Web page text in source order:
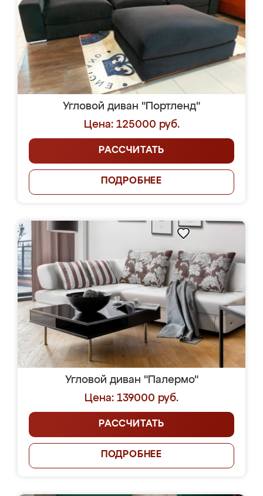
Угловой диван "Портленд"
Цена: 125000 руб.
РАССЧИТАТЬ
ПОДРОБНЕЕ
Угловой диван "Палермо"
Цена: 139000 руб.
РАССЧИТАТЬ
ПОДРОБНЕЕ